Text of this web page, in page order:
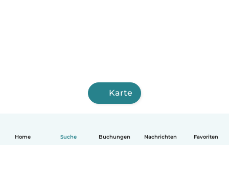
Home Suche Buchungen Nachrichten Favoriten
Karte